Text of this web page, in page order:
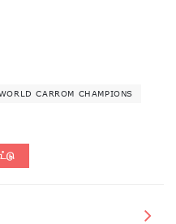
CARROM CHAMPIONS